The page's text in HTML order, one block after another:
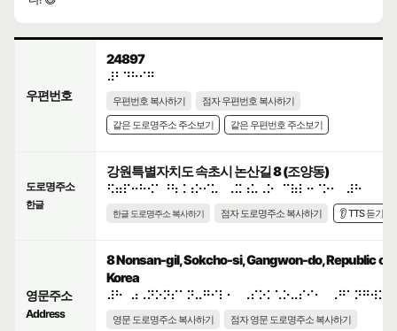
우편번호
24897
⠼⠃⠙⠓⠊⠛
우편번호 복사하기
점자 우편번호 복사하기
같은 도로명주소 주소보기
같은 우편번호 주소보기
도로명주소
한글
강원특별자치도 속초시 논산길 8 (조양동)
⠫⠶⠏⠒⠓⠪⠁⠘⠳⠨⠰⠕⠊⠥⠀⠠⠭⠰⠥⠠⠕⠀⠉⠷⠇⠒⠈⠕⠂⠀⠼⠓
한글 도로명주소 복사하기 점자 도로명주소 복사하기 👂 TTS 듣기
영문주소
Address
8 Nonsan-gil, Sokcho-si, Gangwon-do, Republic of
Korea
영문 도로명주소 복사하기
점자 영문 도로명주소 복사하기